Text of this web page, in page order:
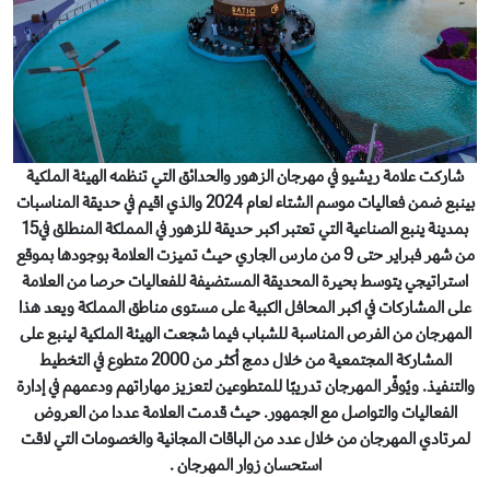
شاركت علامة ريشيو في مهرجان الزهور والحدائق التي تنظمه الهيئة الملكية
بينبع ضمن فعاليات موسم الشتاء لعام 2024 والذي اقيم في حديقة المناسبات
بمدينة ينبع الصناعية التي تعتبر اكبر حديقة للزهور في المملكة المنطلق في15
من شهر فبراير حتى 9 من مارس الجاري حيث تميزت العلامة بوجودها بموقع
استراتيجي يتوسط بحيرة المحديقة المستضيفة للفعاليات حرصا من العلامة
على المشاركات في اكبر المحافل الكبية على مستوى مناطق المملكة ويعد هذا
المهرجان من الفرص المناسبة للشباب فيما شجعت الهيئة الملكية لينبع على
المشاركة المجتمعية من خلال دمج أكثر من 2000 متطوع في التخطيط
والتنفيذ. ويُوفّر المهرجان تدريبًا للمتطوعين لتعزيز مهاراتهم ودعمهم في إدارة
الفعاليات والتواصل مع الجمهور. حيث قدمت العلامة عددا من العروض
لمرتادي المهرجان من خلال عدد من الباقات المجانية والخصومات التي لاقت
استحسان زوار المهرجان .